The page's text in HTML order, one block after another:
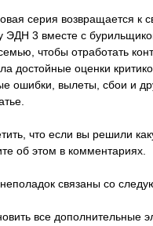
серия возвращается к
ЭДН 3 вместе с
чтобы отработать
достойные оценки
ошибки, вылеты, сбои и
что если вы решили
об этом в комментариях.
связаны со
все дополнительные